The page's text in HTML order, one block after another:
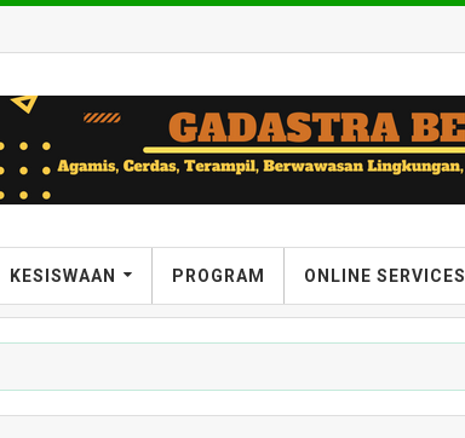
KESISWAAN PROGRAM ONLINE SERVICES